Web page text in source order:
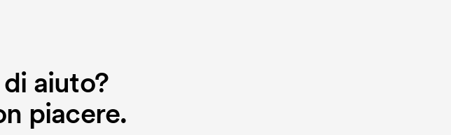
aiuto?
piacere.